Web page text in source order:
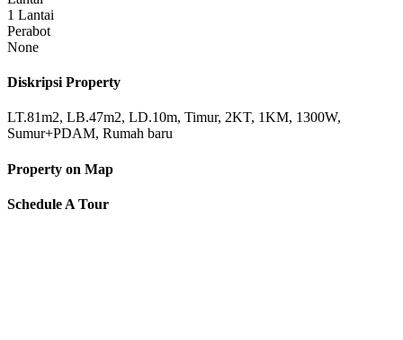
1 Lantai
Perabot
None
Diskripsi Property
LT.81m2, LB.47m2, LD.10m, Timur, 2KT, 1KM, 1300W,
Sumur+PDAM, Rumah baru
Property on Map
Schedule A Tour